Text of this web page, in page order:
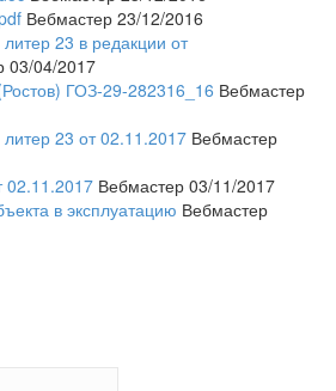
Вебмастер 23/12/2016
23 в редакции от
03/04/2017
ГОЗ-29-282316_16 Вебмастер
23 от 02.11.2017 Вебмастер
02.11.2017 Вебмастер 03/11/2017
в эксплуатацию Вебмастер